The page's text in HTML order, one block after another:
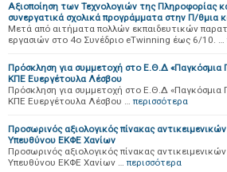
Αξιοποίηση των Τεχνολογιών της Πληροφορίας
συνεργατικά σχολικά προγράμματα στην Π/θμια
Μετά από αιτήματα πολλών εκπαιδευτικών
εργασιών στο 4ο Συνέδριο eTwinning έως 6/10. …
Πρόσκληση για συμμετοχή στο Ε.Θ.Δ «Παγκόσμια
ΚΠΕ Ευεργέτουλα Λέσβου
Πρόσκληση για συμμετοχή στο Ε.Θ.Δ «Παγκόσμια
ΚΠΕ Ευεργέτουλα Λέσβου … περισσότερα
Προσωρινός αξιολογικός πίνακας
Υπευθύνου ΕΚΦΕ Χανίων
Προσωρινός αξιολογικός πίνακας
Υπευθύνου ΕΚΦΕ Χανίων … περισσότερα